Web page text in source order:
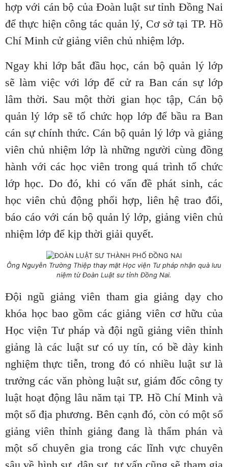
hợp với cán bộ của Đoàn luật sư tỉnh Đồng Nai
để thực hiện công tác quản lý, Cơ sở tại TP. Hồ
Chí Minh cử giảng viên chủ nhiệm lớp.
Ngay khi lớp bắt đầu học, cán bộ quản lý lớp
sẽ làm việc với lớp để cử ra Ban cán sự lớp
lâm thời. Sau một thời gian học tập, Cán bộ
quản lý lớp sẽ tổ chức họp lớp để bầu ra Ban
cán sự chính thức. Cán bộ quản lý lớp và giảng
viên chủ nhiệm lớp là những người cùng đồng
hành với các học viên trong quá trình tổ chức
lớp học. Do đó, khi có vấn đề phát sinh, các
học viên chủ động phối hợp, liên hệ trao đổi,
báo cáo với cán bộ quản lý lớp, giảng viên chủ
nhiệm lớp để kịp thời giải quyết.
Ông Nguyễn Trường Thiệp thay mặt Học viện Tư pháp nhận quà lưu
niệm từ Đoàn Luật sư tỉnh Đồng Nai.
Đội ngũ giảng viên tham gia giảng dạy cho
khóa học bao gồm các giảng viên cơ hữu của
Học viện Tư pháp và đội ngũ giảng viên thỉnh
giảng là các luật sư có uy tín, có bề dày kinh
nghiệm thực tiễn, trong đó có nhiều luật sư là
trưởng các văn phòng luật sư, giám đốc công ty
luật hoạt động lâu năm tại TP. Hồ Chí Minh và
một số địa phương. Bên cạnh đó, còn có một số
giảng viên thỉnh giảng đang là thẩm phán và
một số chuyên gia trong các lĩnh vực chuyên